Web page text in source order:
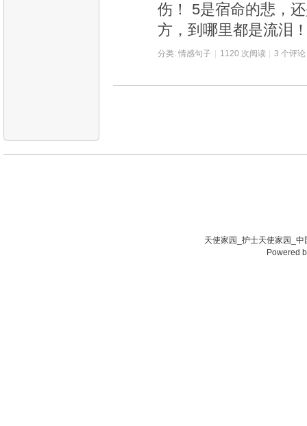
伤！ 5是宿命的悲，
方，到哪里都是流泪
分类: 情感句子 1120 次阅读 3 个评论
天使家园_护士天使家园_
Powered